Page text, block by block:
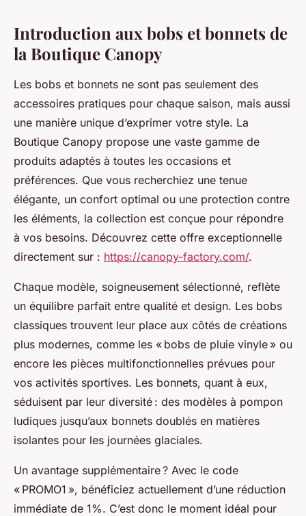
Introduction aux bobs et bonnets de
la Boutique Canopy
Les bobs et bonnets ne sont pas seulement des
accessoires pratiques pour chaque saison, mais aussi
une manière unique d’exprimer votre style. La
Boutique Canopy propose une vaste gamme de
produits adaptés à toutes les occasions et
préférences. Que vous recherchiez une tenue
élégante, un confort optimal ou une protection contre
les éléments, la collection est conçue pour répondre
à vos besoins. Découvrez cette offre exceptionnelle
directement sur : https://canopy-factory.com/.
Chaque modèle, soigneusement sélectionné, reflète
un équilibre parfait entre qualité et design. Les bobs
classiques trouvent leur place aux côtés de créations
plus modernes, comme les « bobs de pluie vinyle » ou
encore les pièces multifonctionnelles prévues pour
vos activités sportives. Les bonnets, quant à eux,
séduisent par leur diversité : des modèles à pompon
ludiques jusqu’aux bonnets doublés en matières
isolantes pour les journées glaciales.
Un avantage supplémentaire ? Avec le code
« PROMO1 », bénéficiez actuellement d’une réduction
immédiate de 1%. C’est donc le moment idéal pour